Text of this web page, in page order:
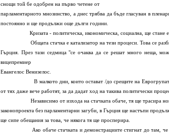
снощи той бе одобрен на първо четене от
парламентарното мнозинство, а днес трябва да бъде гласуван в
постоянно и ще продължи още дълги години.
Кризата - политическа, икономическа, социална, ще стане
Общата стачка е катализатор на тези процеси. Това се
Гърция. През тази седмица "се очаква да се решат много неща,
вицепремиер
Евангелос Венизелос.
В малкото дни, които остават /до срещите на Еврогрупата и
от тях даже вече работят, за да дадат ход на такива политически
Независимо от изхода на стачката обаче, тя ще трасира новата
законопроекта без парламентарни загуби, в Гърция ще настъпи
ще сипе обещания за това, че някога тя ще просперира.
Ако обаче стачката и демонстрациите стигнат до там, че да